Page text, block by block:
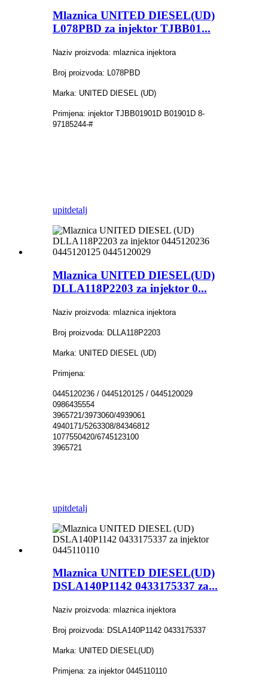
Mlaznica UNITED DIESEL(UD)
L078PBD za injektor TJBB01...
Naziv proizvoda: mlaznica injektora
Broj proizvoda: L078PBD
Marka: UNITED DIESEL (UD)
Primjena: injektor TJBB01901D B01901D 8-
97185244-#
upitdetalj
Mlaznica UNITED DIESEL(UD)
DLLA118P2203 za injektor 0...
Naziv proizvoda: mlaznica injektora
Broj proizvoda: DLLA118P2203
Marka: UNITED DIESEL (UD)
Primjena:
0445120236 / 0445120125 / 0445120029
0986435554
3965721/3973060/4939061
4940171/5263308/84346812
1077550420/6745123100
3965721
upitdetalj
Mlaznica UNITED DIESEL(UD)
DSLA140P1142 0433175337 za...
Naziv proizvoda: mlaznica injektora
Broj proizvoda: DSLA140P1142 0433175337
Marka: UNITED DIESEL(UD)
Primjena: za injektor 0445110110